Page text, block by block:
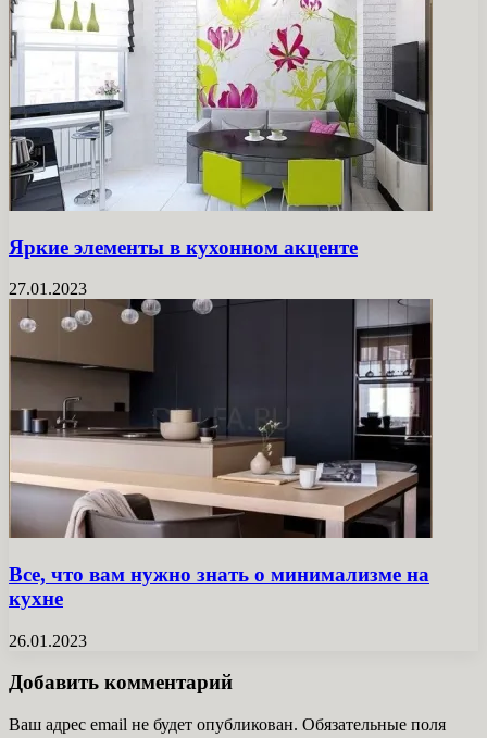
Яркие элементы в кухонном акценте
27.01.2023
Все, что вам нужно знать о минимализме на
кухне
26.01.2023
Добавить комментарий
Ваш адрес email не будет опубликован. Обязательные поля